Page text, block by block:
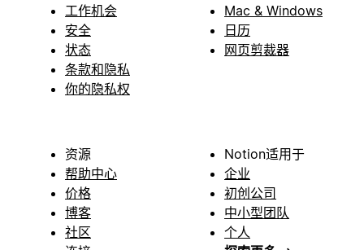
工作机会
安全
状态
条款和隐私
你的隐私权
Mac & Windows
日历
网页剪裁器
资源
帮助中心
价格
博客
社区
Notion适用于
企业
初创公司
中小型团队
个人